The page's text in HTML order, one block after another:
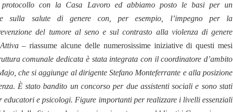
protocollo con la Casa Lavoro ed abbiamo posto le basi per un
sulla salute di genere con, per esempio, l’impegno per la
del tumore al seno e sul contrasto alla violenza di genere
– riassume alcune delle numerosissime iniziative di questi mesi
comunale dedicata è stata integrata con il coordinatore d’ambito
che si aggiunge al dirigente Stefano Monteferrante e alla posizione
È stato bandito un concorso per due assistenti sociali e sono stati
educatori e psicologi. Figure importanti per realizzare i livelli essenziali